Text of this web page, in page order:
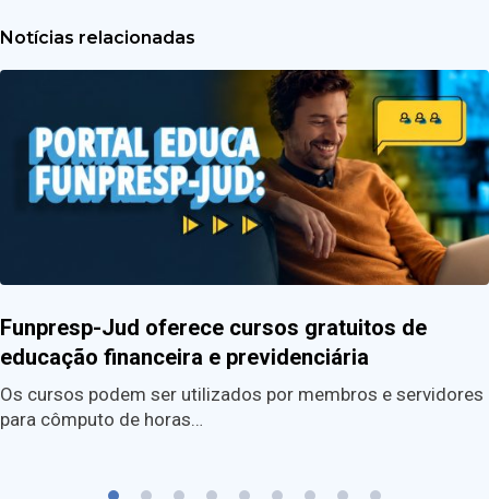
Notícias relacionadas
Funpresp-Jud oferece cursos gratuitos de
educação financeira e previdenciária
Os cursos podem ser utilizados por membros e servidores
para cômputo de horas…